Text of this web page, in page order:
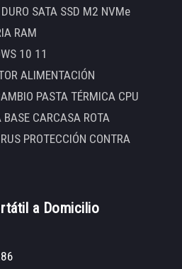
SATA SSD M2 NVMe
RAM
10 11
ALIMENTACIÓN
PASTA TÉRMICA CPU
CARCASA ROTA
PROTECCIÓN CONTRA
a Domicilio